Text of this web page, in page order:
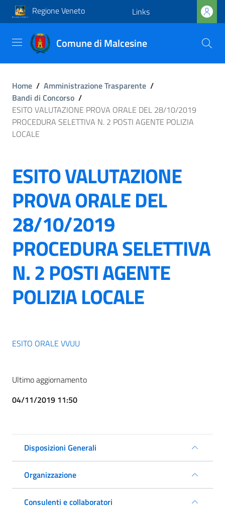
Regione Veneto Links
Comune di Malcesine
Home / Amministrazione Trasparente /
Bandi di Concorso /
ESITO VALUTAZIONE PROVA ORALE DEL 28/10/2019
PROCEDURA SELETTIVA N. 2 POSTI AGENTE POLIZIA
LOCALE
ESITO VALUTAZIONE
PROVA ORALE DEL
28/10/2019
PROCEDURA SELETTIVA
N. 2 POSTI AGENTE
POLIZIA LOCALE
ESITO ORALE VVUU
Ultimo aggiornamento
04/11/2019 11:50
Disposizioni Generali
Organizzazione
Consulenti e collaboratori